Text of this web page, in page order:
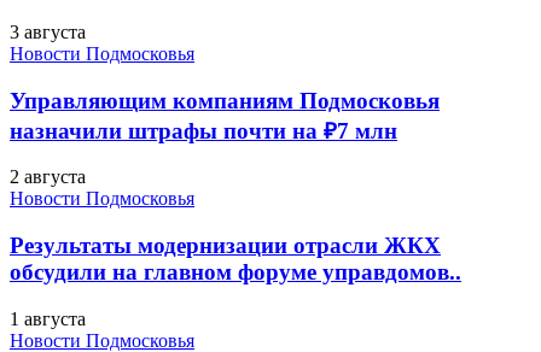
3 августа
Новости Подмосковья
Управляющим компаниям Подмосковья
назначили штрафы почти на ₽7 млн
2 августа
Новости Подмосковья
Результаты модернизации отрасли ЖКХ
обсудили на главном форуме управдомов..
1 августа
Новости Подмосковья